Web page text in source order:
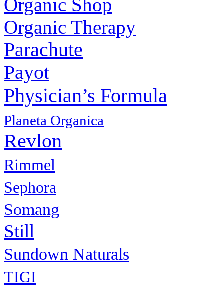
Organic Shop
Organic Therapy
Parachute
Payot
Physiсian’s Formula
Planeta Organica
Revlon
Rimmel
Sephora
Somang
Still
Sundown Naturals
TIGI